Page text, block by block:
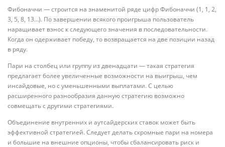
Фибоначчи — строится на знаменитой ряде цифр Фибоначчи (1, 1, 2,
3, 5, 8, 13…). По завершении всякого проигрыша пользователь
наращивает взнос к следующего значения в последовательности.
Когда он одерживает победу, то возвращается на две позиции назад
в ряду.
Пари на столбец или группу из двенадцати — такая стратегия
предлагает более увеличенные возможности на выигрыш, чем
инсайдовые, но с уменьшенными выплатами. С целью
расширенного разнообразия данную стратегию возможно
совмещать с другими стратегиями.
Объединение внутренних и аутсайдерских ставок может быть
эффективной стратегией. Следует делать скромные пари на номера
и большие на внешние опционы, чтобы сбалансировать риск и